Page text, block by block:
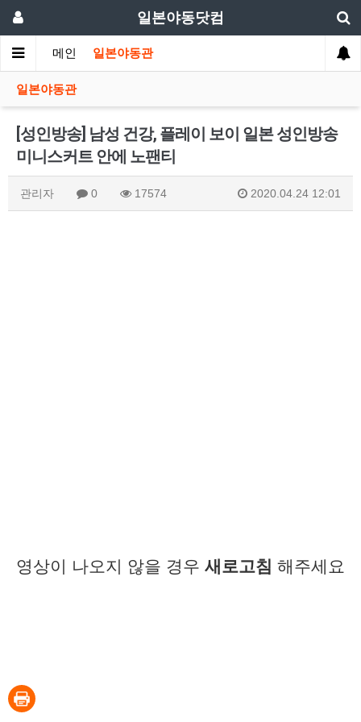
일본야동닷컴
메인 일본야동관
일본야동관
[성인방송] 남성 건강, 플레이 보이 일본 성인방송
미니스커트 안에 노팬티
관리자 0 17574 2020.04.24 12:01
영상이 나오지 않을 경우 새로고침 해주세요